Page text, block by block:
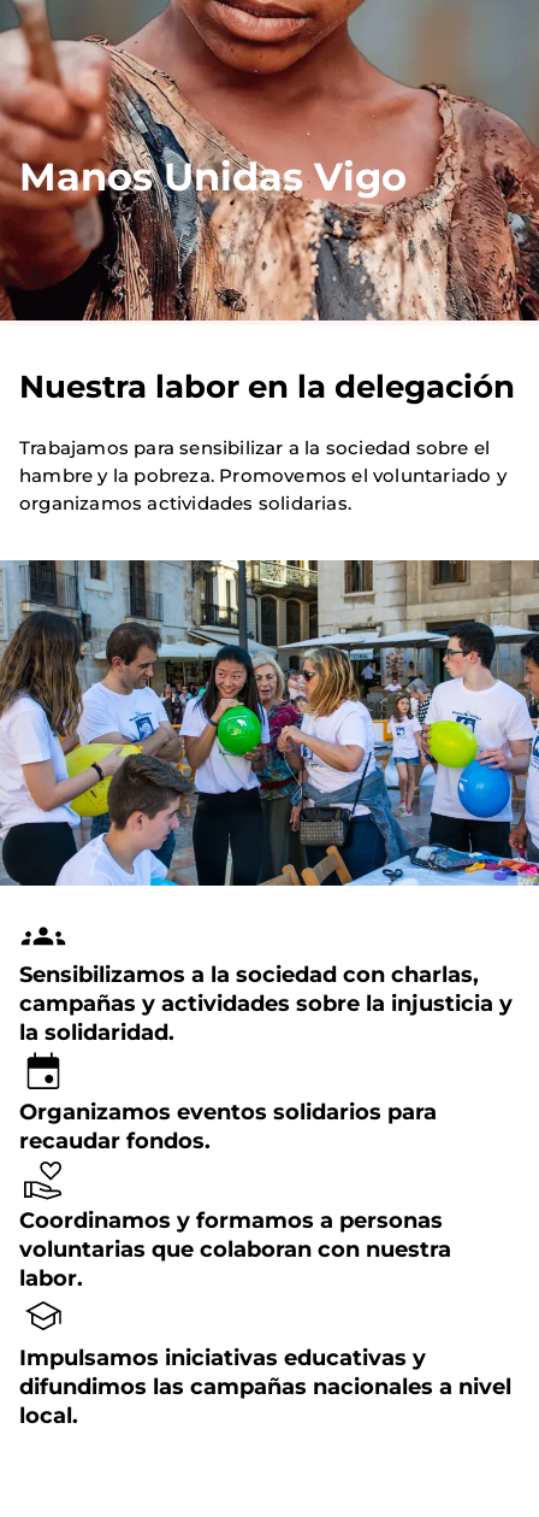
Manos Unidas Vigo
Nuestra labor en la delegación
Trabajamos para sensibilizar a la sociedad sobre el
hambre y la pobreza. Promovemos el voluntariado y
organizamos actividades solidarias.
Sensibilizamos a la sociedad con charlas,
campañas y actividades sobre la injusticia y
la solidaridad.
Organizamos eventos solidarios para
recaudar fondos.
Coordinamos y formamos a personas
voluntarias que colaboran con nuestra
labor.
Impulsamos iniciativas educativas y
difundimos las campañas nacionales a nivel
local.